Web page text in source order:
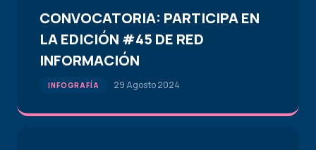
CONVOCATORIA: PARTICIPA EN
LA EDICIÓN #45 DE RED
INFORMACIÓN
INFOGRAFÍA 29 Agosto 2024